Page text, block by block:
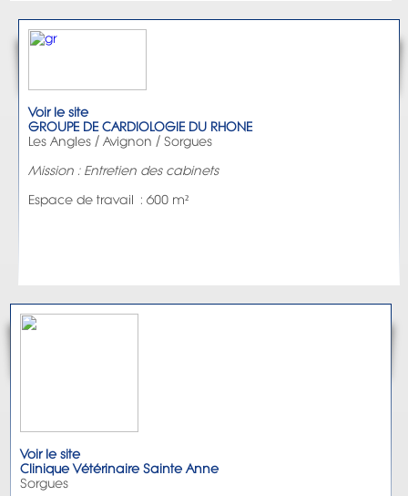
Voir le site
GROUPE DE CARDIOLOGIE DU RHONE
Les Angles / Avignon / Sorgues
Mission : Entretien des cabinets
Espace de travail : 600 m²
Voir le site
Clinique Vétérinaire Sainte Anne
Sorgues